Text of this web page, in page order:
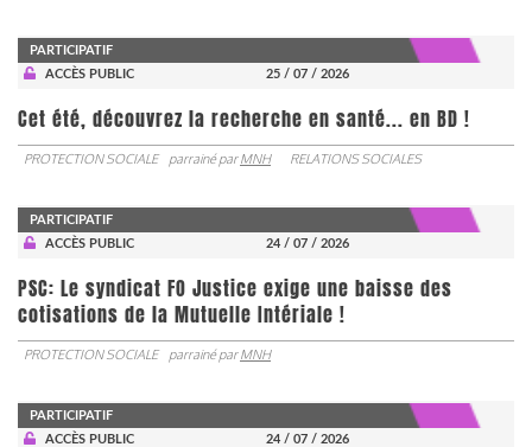
PARTICIPATIF
ACCÈS PUBLIC
25 / 07 / 2026
Cet été, découvrez la recherche en santé... en BD !
PROTECTION SOCIALE parrainé parMNH RELATIONS SOCIALES
PARTICIPATIF
ACCÈS PUBLIC
24 / 07 / 2026
PSC: Le syndicat FO Justice exige une baisse des
cotisations de la Mutuelle Intériale !
PROTECTION SOCIALE parrainé parMNH
PARTICIPATIF
ACCÈS PUBLIC
24 / 07 / 2026